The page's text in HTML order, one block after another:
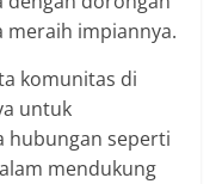
meraih impiannya.
komunitas di
untuk
hubungan seperti
mendukung